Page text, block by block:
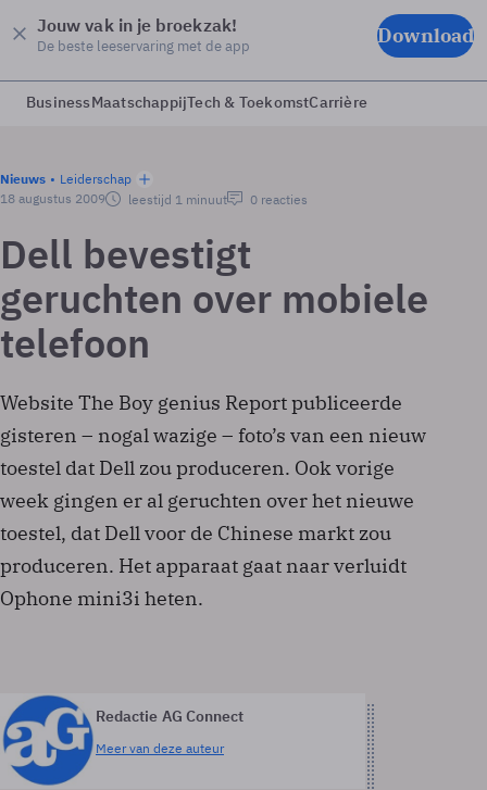
Jouw vak in je broekzak!
De beste leeservaring met de app Download
BusinessMaatschappijTech & ToekomstCarrière
Nieuws
Leiderschap
18 augustus 2009
leestijd 1 minuut 0 reacties
Dell bevestigt
geruchten over mobiele
telefoon
Website The Boy genius Report publiceerde
gisteren – nogal wazige – foto’s van een nieuw
toestel dat Dell zou produceren. Ook vorige
week gingen er al geruchten over het nieuwe
toestel, dat Dell voor de Chinese markt zou
produceren. Het apparaat gaat naar verluidt
Ophone mini3i heten.
Redactie AG Connect
Meer van deze auteur